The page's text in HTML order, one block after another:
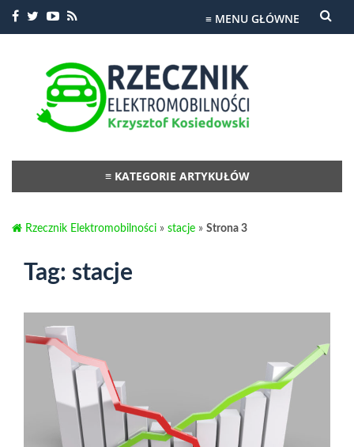
≡ MENU GŁÓWNE
do
treści
≡ KATEGORIE ARTYKUŁÓW
treści
Rzecznik Elektromobilności » stacje » Strona 3
Tag: stacje